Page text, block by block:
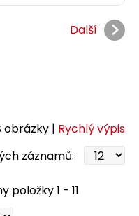
Další
obrázky | Rychlý výpis
záznamů:
položky 1 - 11